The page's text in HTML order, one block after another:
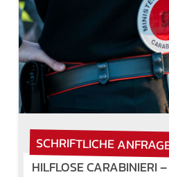
SCHRIFTLICHE
HILFLOSE CARABINIERI –